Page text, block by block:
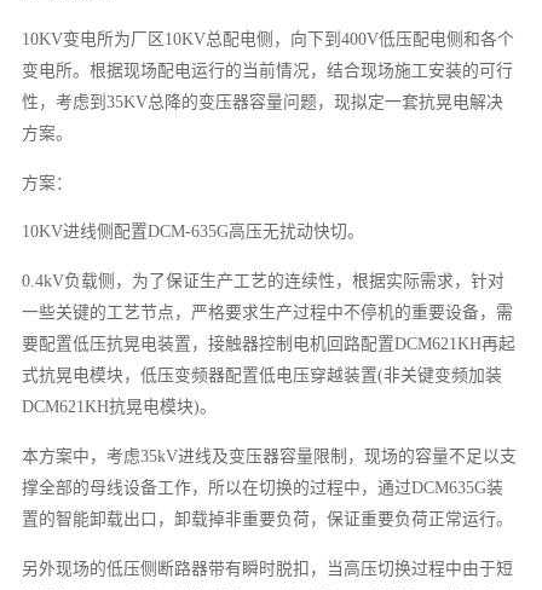
10KV变电所为厂区10KV总配电侧，向下到400V低压配电侧和各个
变电所。根据现场配电运行的当前情况，结合现场施工安装的可行
性，考虑到35KV总降的变压器容量问题，现拟定一套抗晃电解决
方案。
方案：
10KV进线侧配置DCM-635G高压无扰动快切。
0.4kV负载侧，为了保证生产工艺的连续性，根据实际需求，针对
一些关键的工艺节点，严格要求生产过程中不停机的重要设备，需
要配置低压抗晃电装置，接触器控制电机回路配置DCM621KH再起
式抗晃电模块，低压变频器配置低电压穿越装置(非关键变频加装
DCM621KH抗晃电模块)。
本方案中，考虑35kV进线及变压器容量限制，现场的容量不足以支
撑全部的母线设备工作，所以在切换的过程中，通过DCM635G装
置的智能卸载出口，卸载掉非重要负荷，保证重要负荷正常运行。
另外现场的低压侧断路器带有瞬时脱扣，当高压切换过程中由于短